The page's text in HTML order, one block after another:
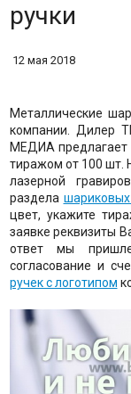
ручки
12 мая 2018
Металлические
компании. Дилер
МЕДИА предлагает
тиражом от 100 шт.
лазерной
раздела
цвет, укажите
заявке реквизиты
ответ мы
согласование и
ручек с логотипом